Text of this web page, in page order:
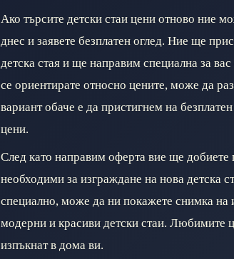
Ако търсите детски стаи цени отново ние
днес и заявете безплатен оглед. Ние ще
детска стая и ще направим специална за
се ориентирате относно цените, може да
вариант обаче е да пристигнем на
цени.
След като направим оферта вие ще добиете
необходими за изграждане на нова детска
специално, може да ни покажете снимка на
модерни и красиви детски стаи. Любимите
изпъкнат в дома ви.